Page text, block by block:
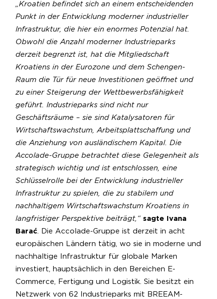
„Kroatien befindet sich an einem entscheidenden
Punkt in der Entwicklung moderner industrieller
Infrastruktur, die hier ein enormes Potenzial hat.
Obwohl die Anzahl moderner Industrieparks
derzeit begrenzt ist, hat die Mitgliedschaft
Kroatiens in der Eurozone und dem Schengen-
Raum die Tür für neue Investitionen geöffnet und
zu einer Steigerung der Wettbewerbsfähigkeit
geführt. Industrieparks sind nicht nur
Geschäftsräume – sie sind Katalysatoren für
Wirtschaftswachstum, Arbeitsplattschaffung und
die Anziehung von ausländischem Kapital. Die
Accolade-Gruppe betrachtet diese Gelegenheit als
strategisch wichtig und ist entschlossen, eine
Schlüsselrolle bei der Entwicklung industrieller
Infrastruktur zu spielen, die zu stabilem und
nachhaltigem Wirtschaftswachstum Kroatiens in
langfristiger Perspektive beiträgt,“ sagte Ivana
Barać. Die Accolade-Gruppe ist derzeit in acht
europäischen Ländern tätig, wo sie in moderne und
nachhaltige Infrastruktur für globale Marken
investiert, hauptsächlich in den Bereichen E-
Commerce, Fertigung und Logistik. Sie besitzt ein
Netzwerk von 62 Industrieparks mit BREEAM-